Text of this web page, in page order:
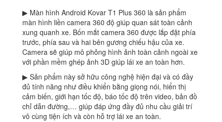
▶ Màn hình Android Kovar T1 Plus 360 là sản phẩm
màn hình liền camera 360 độ giúp quan sát toàn cảnh
xung quanh xe. Bốn mắt camera 360 được lắp đặt phía
trước, phía sau và hai bên gương chiếu hậu của xe.
Camera sẽ giúp mô phỏng hình ảnh toàn cảnh ngoài xe
với phần mềm ghép ảnh 3D giúp lái xe an toàn hơn.
▶ Sản phẩm này sở hữu công nghệ hiện đại và có đầy
đủ tính năng như điều khiển bằng giọng nói, hiển thị
cảm biến, giới hạn tốc độ, báo tốc độ trên video, bản đồ
chỉ dẫn đường,… giúp đáp ứng đầy đủ nhu cầu giải trí
vô cùng tiện ích và còn hỗ trợ lái xe an toàn.